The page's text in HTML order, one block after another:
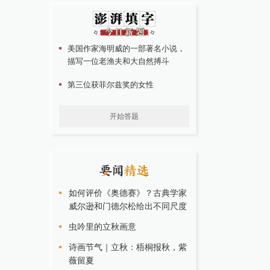
美国作家海明威的一部著名小说，
描写一位老渔夫和大自然搏斗
第三位获菲尔兹奖的女性
开始答题
如何评价《奥德赛》？古典学家
威尔逊和门德尔松给出不同尺度
虫吟里的立秋画意
诗画节气｜立秋：梧桐报秋，紫
薇留夏